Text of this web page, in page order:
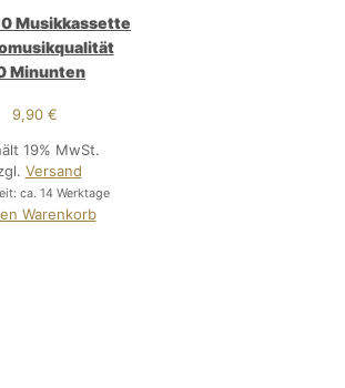
Musikkassette
Minunten
9,90€
19% MwSt.
Versand
ca. 14 Werktage
Warenkorb